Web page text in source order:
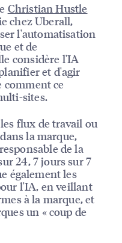
Christian Hustle
chez Uberall,
l'automatisation
et de
considère l'IA
et d'agir
ce
sites.
flux de travail ou
la marque,
de la
24, 7 jours sur 7
également les
l'IA, en veillant
à la marque, et
un « coup de